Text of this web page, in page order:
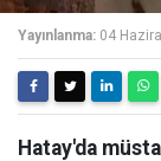
Yayınlanma: 04
Hatay'da